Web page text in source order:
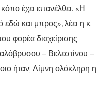
έχει επανέλθει. «Η
εδώ και μπρος», λέει η κ.
φορέα διαχείρισης
– Βελεστίνου –
ήταν; Λίμνη ολόκληρη η